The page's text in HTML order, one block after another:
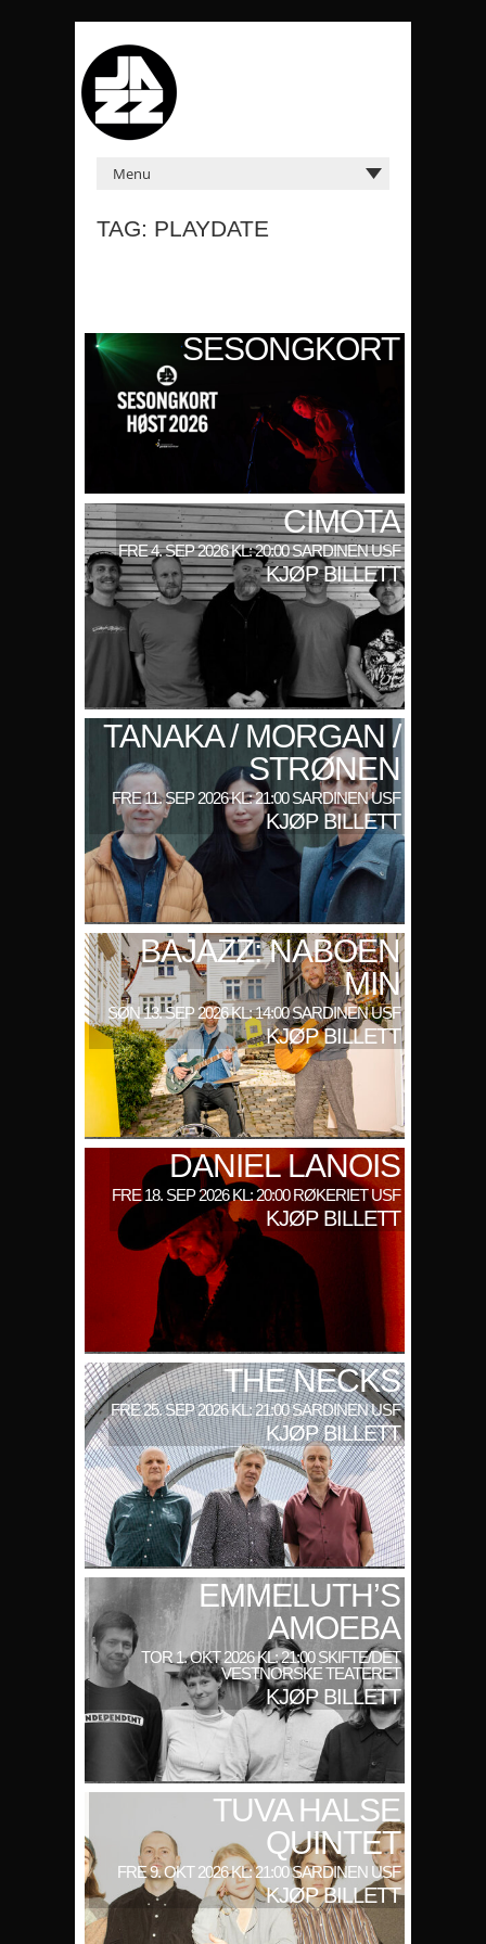
TAG: PLAYDATE
SESONGKORT
CIMOTA
FRE 4. SEP 2026 KL: 20:00 SARDINEN USF
KJØP BILLETT
TANAKA / MORGAN /
STRØNEN
FRE 11. SEP 2026 KL: 21:00 SARDINEN USF
KJØP BILLETT
BAJAZZ: NABOEN
MIN
SØN 13. SEP 2026 KL: 14:00 SARDINEN USF
KJØP BILLETT
DANIEL LANOIS
FRE 18. SEP 2026 KL: 20:00 RØKERIET USF
KJØP BILLETT
THE NECKS
FRE 25. SEP 2026 KL: 21:00 SARDINEN USF
KJØP BILLETT
EMMELUTH’S
AMOEBA
TOR 1. OKT 2026 KL: 21:00 SKIFTE/DET
VESTNORSKE TEATERET
KJØP BILLETT
TUVA HALSE
QUINTET
FRE 9. OKT 2026 KL: 21:00 SARDINEN USF
KJØP BILLETT